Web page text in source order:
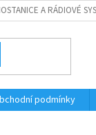
A RÁDIOVÉ
podmínky